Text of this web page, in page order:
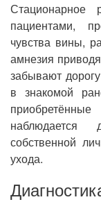
Стационарное
пациентами,
чувства вины,
амнезия
забывают
в знакомой
собственной
ухода.